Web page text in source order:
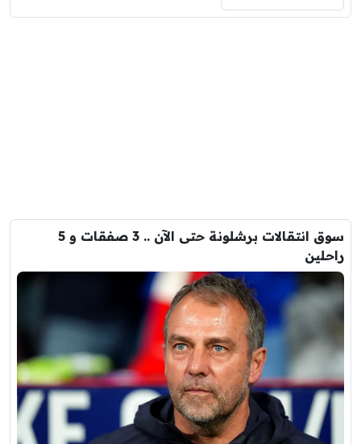
سوق انتقالات برشلونة حتى الآن .. 3 صفقات و 5
راحلين